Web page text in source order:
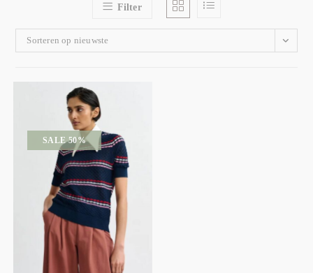
Filter
Sorteren op nieuwste
SALE 50%